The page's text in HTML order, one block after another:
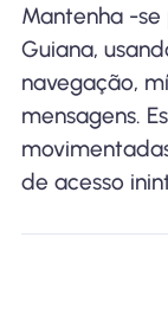
Mantenha -
Guiana,
navegação,
mensagens.
de acesso